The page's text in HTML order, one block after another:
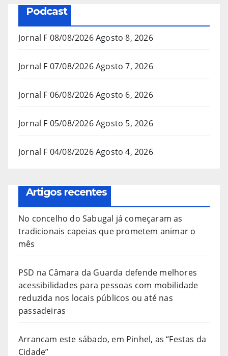
Podcast
Jornal F 08/08/2026Agosto 8, 2026
Jornal F 07/08/2026Agosto 7, 2026
Jornal F 06/08/2026Agosto 6, 2026
Jornal F 05/08/2026Agosto 5, 2026
Jornal F 04/08/2026Agosto 4, 2026
Artigos recentes
No concelho do Sabugal já começaram as
tradicionais capeias que prometem animar o
mês
PSD na Câmara da Guarda defende melhores
acessibilidades para pessoas com mobilidade
reduzida nos locais públicos ou até nas
passadeiras
Arrancam este sábado, em Pinhel, as “Festas da
Cidade”